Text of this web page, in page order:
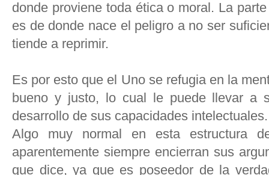
donde proviene toda ética o moral. La
es de donde nace el peligro a no ser
tiende a reprimir.
Es por esto que el Uno se refugia en la
bueno y justo, lo cual le puede llevar a
desarrollo de sus capacidades intelectuales.
Algo muy normal en esta estructura
aparentemente siempre encierran sus
que dice, ya que es poseedor de la